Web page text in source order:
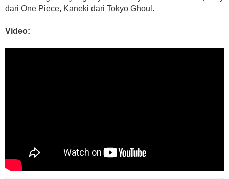
dari One Piece, Kaneki dari Tokyo Ghoul.
Video: